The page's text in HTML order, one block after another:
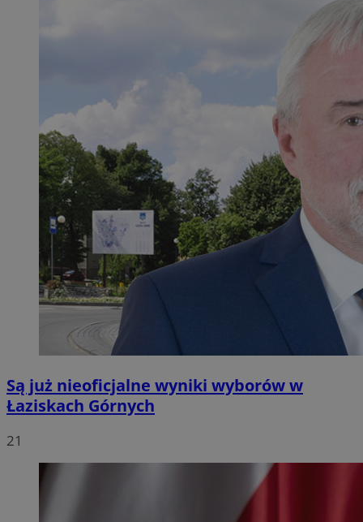
Są już nieoficjalne wyniki wyborów w
Łaziskach Górnych
21